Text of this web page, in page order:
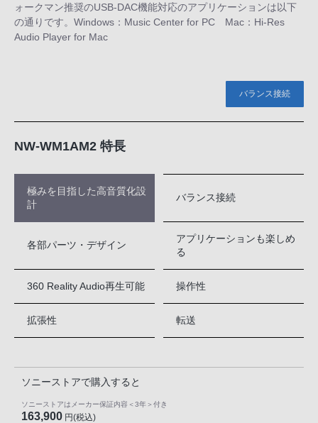
ォークマン推奨のUSB-DAC機能対応のアプリケーションは以下
の通りです。Windows：Music Center for PC Mac：Hi-Res
Audio Player for Mac
バランス接続
NW-WM1AM2 特長
極みを目指した高音質化設
計
バランス接続
各部パーツ・デザイン
アプリケーションも楽しめ
る
360 Reality Audio再生可能 操作性
拡張性 転送
ソニーストアで購入すると
ソニーストアはメーカー保証内容 ＜3年＞ 付き
163,900 円(税込)